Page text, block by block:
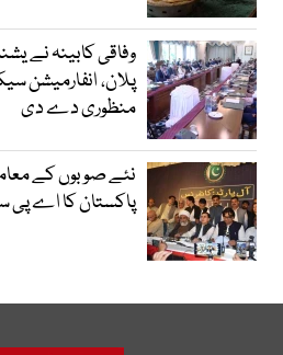
وفاقی کابینہ نے
پلان، انفارمیشن
منظوری دے دی
نئے صوبوں کے
پاکستان کا اے پی